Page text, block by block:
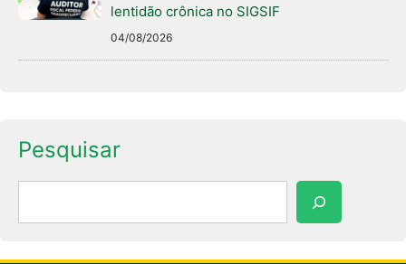
lentidão crônica no SIGSIF
04/08/2026
Pesquisar